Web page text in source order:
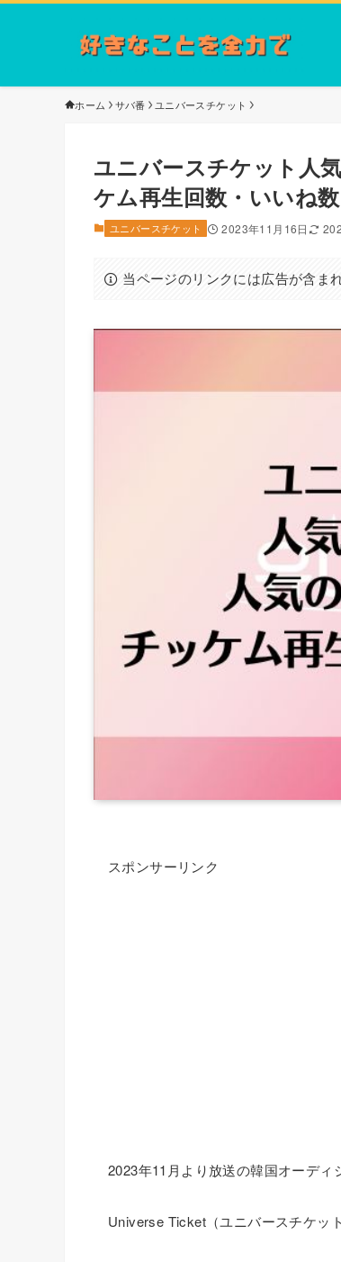
ホーム サバ番 ユニバースチケット
ユニバースチケット人
ケム再生回数・いいね
ユニバースチケット 2023年11月16日
当ページのリンクには広告が含ま
スポンサーリンク
2023年11月より放送の韓国オーディ
Universe Ticket（ユニバースチケッ